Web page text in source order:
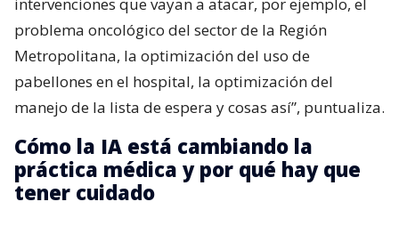
intervenciones que vayan a atacar, por ejemplo, el
problema oncológico del sector de la Región
Metropolitana, la optimización del uso de
pabellones en el hospital, la optimización del
manejo de la lista de espera y cosas así”, puntualiza.
Cómo la IA está cambiando la
práctica médica y por qué hay que
tener cuidado